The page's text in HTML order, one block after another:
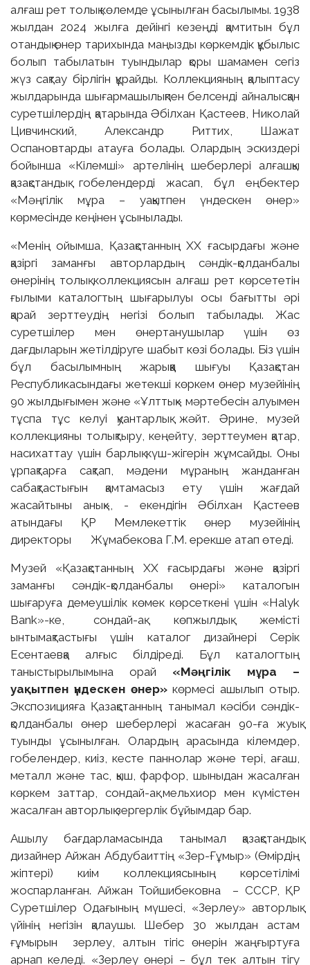
алғаш рет толық көлемде ұсынылған басылымы. 1938
жылдан 2024 жылға дейінгі кезеңді қамтитын бұл
отандық өнер тарихында маңызды көркемдік құбылыс
болып табылатын туындылар қоры шамамен сегіз
жүз сақтау бірлігін құрайды. Коллекцияның қалыптасу
жылдарында шығармашылықпен белсенді айналысқан
суретшілердің қатарында Әбілхан Қастеев, Николай
Цивчинский, Александр Риттих, Шажат
Оспановтарды атауға болады. Олардың эскиздері
бойынша «Кілемші» артелінің шеберлері алғашқы
қазақстандық гобелендерді жасап, бұл еңбектер
«Мәңгілік мұра – уақытпен үндескен өнер»
көрмесінде кеңінен ұсынылады.
«Менің ойымша, Қазақстанның ХХ ғасырдағы және
қазіргі заманғы авторлардың сәндік-қолданбалы
өнерінің толық коллекциясын алғаш рет көрсететін
ғылыми каталогтың шығарылуы осы бағытты әрі
қарай зерттеудің негізі болып табылады. Жас
суретшілер мен өнертанушылар үшін өз
дағдыларын жетілдіруге шабыт көзі болады. Біз үшін
бұл басылымның жарыққа шығуы Қазақстан
Республикасындағы жетекші көркем өнер музейінің
90 жылдығымен және «Ұлттық» мәртебесін алуымен
тұспа тұс келуі қуантарлық жәйт. Әрине, музей
коллекцияны толықтыру, кеңейту, зерттеумен қатар,
насихаттау үшін барлық күш-жігерін жұмсайды. Оны
ұрпақтарға сақтап, мәдени мұраның жанданған
сабақтастығын қамтамасыз ету үшін жағдай
жасайтыны анық», - екендігін Әбілхан Қастеев
атындағы ҚР Мемлекеттік өнер музейінің
директоры Жұмабекова Г.М. ерекше атап өтеді.
Музей «Қазақстанның ХХ ғасырдағы және қазіргі
заманғы сәндік-қолданбалы өнері» каталогын
шығаруға демеушілік көмек көрсеткені үшін «Halyk
Bank»-ке, сондай-ақ көпжылдық жемісті
ынтымақтастығы үшін каталог дизайнері Серік
Есентаевқа алғыс білдіреді. Бұл каталогтың
таныстырылымына орай «Мәңгілік мұра –
уақытпен үндескен өнер»көрмесі ашылып отыр.
Экспозицияға Қазақстанның танымал кәсіби сәндік-
қолданбалы өнер шеберлері жасаған 90-ға жуық
туынды ұсынылған. Олардың арасында кілемдер,
гобелендер, киіз, кесте паннолар және тері, ағаш,
металл және тас, қыш, фарфор, шыныдан жасалған
көркем заттар, сондай-ақ мельхиор мен күмістен
жасалған авторлық зергерлік бұйымдар бар.
Ашылу бағдарламасында танымал қазақстандық
дизайнер Айжан Абдубаиттің «Зер-Ғұмыр» (Өмірдің
жіптері) киім коллекциясының көрсетілімі
жоспарланған. Айжан Тойшибековна – СССР, ҚР
Суретшілер Одағының мүшесі, «Зерлеу» авторлық
үйінің негізін қалаушы. Шебер 30 жылдан астам
ғұмырын зерлеу, алтын тігіс өнерін жаңғыртуға
арнап келеді. «Зерлеу өнері – бұл тек алтын тігу